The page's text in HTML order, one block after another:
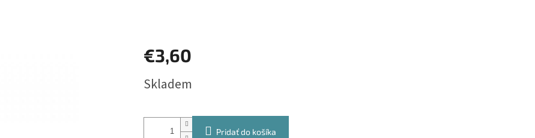
€3,60
cena:
Skladem
Pridať do košíka